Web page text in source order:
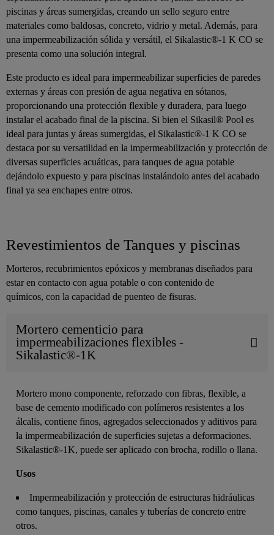
piscinas y áreas sumergidas, creando un sello seguro entre
materiales como baldosas, concreto, vidrio y metal. Además, para
una impermeabilización sólida y versátil, el Sikalastic®-1 K CO se
presenta como una solución integral.
Este producto es ideal para impermeabilizar superficies de paredes
externas y áreas con presión de agua negativa en sótanos,
proporcionando una protección flexible y duradera, para luego
instalar el acabado final de la piscina. Si bien el Sikasil® Pool es
ideal para juntas y áreas sumergidas, el Sikalastic®-1 K CO se
destaca por su versatilidad en la impermeabilización y protección de
diversas superficies acuáticas, para tanques de agua potable
dejándolo expuesto y para piscinas instalándolo antes del acabado
final ya sea enchapes entre otros.
Revestimientos de Tanques y piscinas
Morteros, recubrimientos epóxicos y membranas diseñados para
estar en contacto con agua potable o con contenido de
químicos, con la capacidad de puenteo de fisuras.
Mortero cementicio para
impermeabilizaciones flexibles -
Sikalastic®-1K
Mortero mono componente, reforzado con fibras, flexible, a
base de cemento modificado con polímeros resistentes a los
álcalis, contiene finos, agregados seleccionados y aditivos para
la impermeabilización de superficies sujetas a deformaciones.
Sikalastic®-1K, puede ser aplicado con brocha, rodillo o llana.
Usos
Impermeabilización y protección de estructuras hidráulicas
como tanques, piscinas, canales y tuberías de concreto entre
otros.